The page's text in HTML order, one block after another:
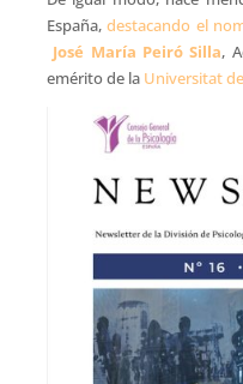
España,destacando el
José María Peiró Silla,
emérito de la Universitat